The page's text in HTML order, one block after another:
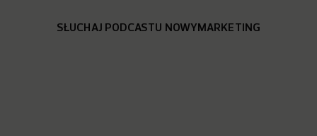
SŁUCHAJ PODCASTU NOWYMARKETING